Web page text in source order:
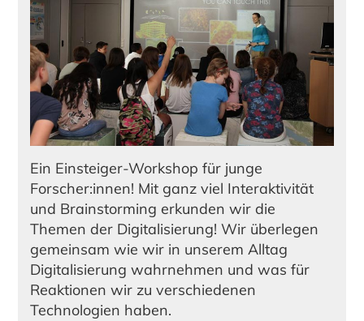
Ein Einsteiger-Workshop für junge
Forscher:innen! Mit ganz viel Interaktivität
und Brainstorming erkunden wir die
Themen der Digitalisierung! Wir überlegen
gemeinsam wie wir in unserem Alltag
Digitalisierung wahrnehmen und was für
Reaktionen wir zu verschiedenen
Technologien haben.